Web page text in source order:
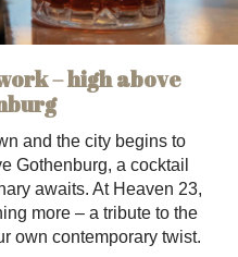
– high above
and the city begins to
Gothenburg, a cocktail
awaits. At Heaven 23,
more – a tribute to the
own contemporary twist.